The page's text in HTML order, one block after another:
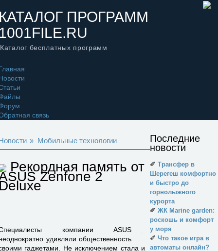
ПРОГРАММ
Каталог бесплатных программ
связь
» Мобильные технологии
Рекордная память от
Zenfone 2
компании ASUS
удивляли общественность
гаджетами. Не исключением стала и
Последние
новости
✐ Трансфер в
Шерегеш комфортно
и быстро до
горнолыжного
курорта
✐ ЖК Marine garden:
роскошь и комфорт
у моря
✐ Что такое игра в
автоматы онлайн?